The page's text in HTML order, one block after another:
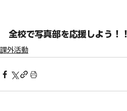
全校で写真部を応援しよう！！
課外活動